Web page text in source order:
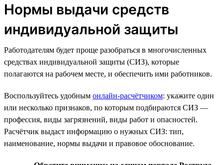
Нормы выдачи средств
индивидуальной защиты
Работодателям будет проще разобраться в многочисленных
средствах индивидуальной защиты (СИЗ), которые
полагаются на рабочем месте, и обеспечить ими работников.
Воспользуйтесь удобным онлайн-расчётчиком: укажите один
или несколько признаков, по которым подбираются СИЗ —
профессия, виды загрязнений, виды работ и опасностей.
Расчётчик выдаст информацию о нужных СИЗ: тип,
наименование, нормы выдачи и правовое обоснование.